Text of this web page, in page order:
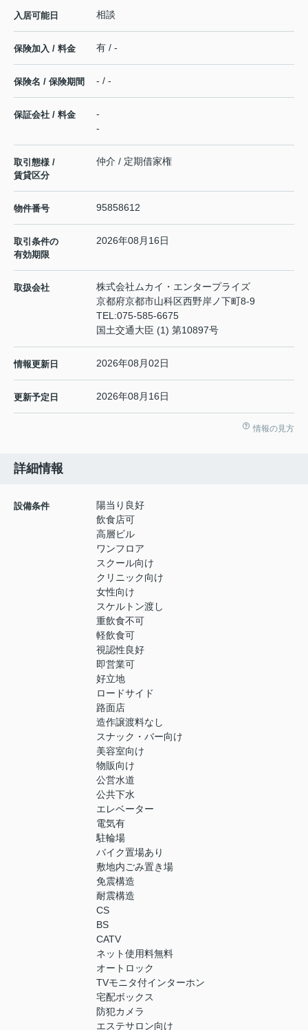
入居可能日 相談
保険加入 / 料金 有 / -
保険名 / 保険期間 - / -
保証会社 / 料金
-
-
取引態様 /
賃貸区分
仲介 / 定期借家権
物件番号 95858612
取引条件の
有効期限
2026年08月16日
取扱会社
株式会社ムカイ・エンタープライズ
京都府京都市山科区西野岸ノ下町8-9
TEL:075-585-6675
国土交通大臣 (1) 第10897号
情報更新日 2026年08月02日
更新予定日 2026年08月16日
情報の見方
詳細情報
設備条件
陽当り良好
飲食店可
高層ビル
ワンフロア
スクール向け
クリニック向け
女性向け
スケルトン渡し
重飲食不可
軽飲食可
視認性良好
即営業可
好立地
ロードサイド
路面店
造作譲渡料なし
スナック・バー向け
美容室向け
物販向け
公営水道
公共下水
エレベーター
電気有
駐輪場
バイク置場あり
敷地内ごみ置き場
免震構造
耐震構造
CS
BS
CATV
ネット使用料無料
オートロック
TVモニタ付インターホン
宅配ボックス
防犯カメラ
エステサロン向け